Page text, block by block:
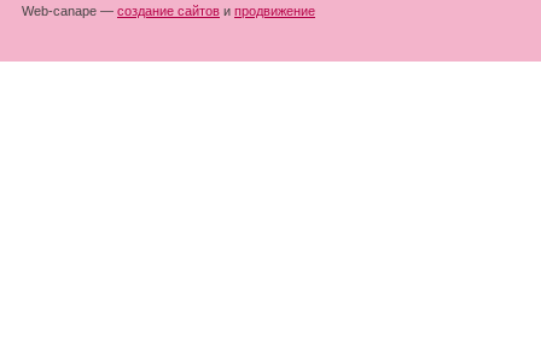
Web-canape — создание сайтов и продвижение